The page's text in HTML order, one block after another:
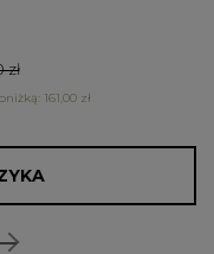
zł
161,00 zł